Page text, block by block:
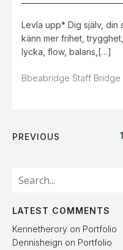
Levla upp* Dig själv, din
känn mer frihet,
lycka, flow, balans,[…]
Bbeabridge Staff Bridge
PREVIOUS 1
LATEST COMMENTS
Kennetherory on Portfolio
Dennisheign on Portfolio